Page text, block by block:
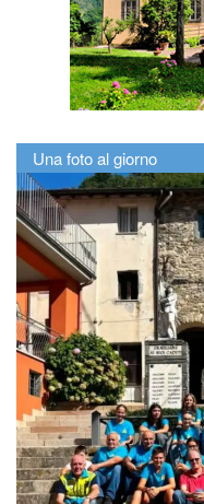
Una foto al giorno